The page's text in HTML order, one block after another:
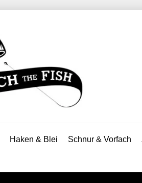
Haken & Blei Schnur & Vorfach